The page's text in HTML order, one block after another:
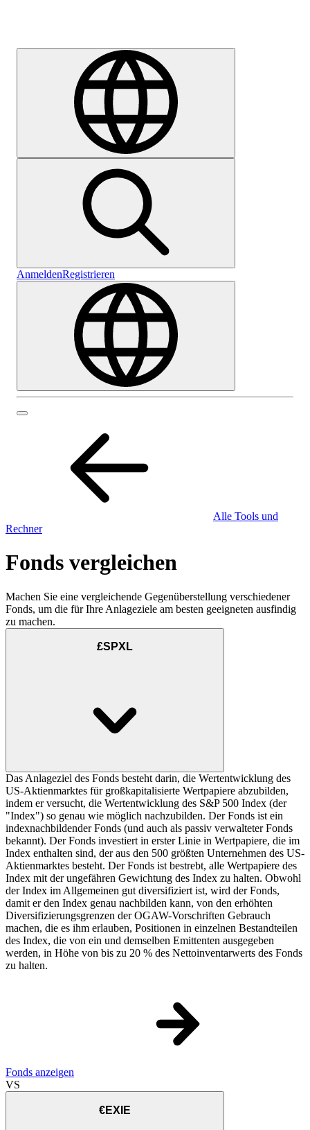
AnmeldenRegistrieren
Alle Tools und
Rechner
Fonds vergleichen
Machen Sie eine vergleichende Gegenüberstellung verschiedener
Fonds, um die für Ihre Anlageziele am besten geeigneten ausfindig
zu machen.
£SPXL
Das Anlageziel des Fonds besteht darin, die Wertentwicklung des
US-Aktienmarktes für großkapitalisierte Wertpapiere abzubilden,
indem er versucht, die Wertentwicklung des S&P 500 Index (der
"Index") so genau wie möglich nachzubilden. Der Fonds ist ein
indexnachbildender Fonds (und auch als passiv verwalteter Fonds
bekannt). Der Fonds investiert in erster Linie in Wertpapiere, die im
Index enthalten sind, der aus den 500 größten Unternehmen des US-
Aktienmarktes besteht. Der Fonds ist bestrebt, alle Wertpapiere des
Index mit der ungefähren Gewichtung des Index zu halten. Obwohl
der Index im Allgemeinen gut diversifiziert ist, wird der Fonds,
damit er den Index genau nachbilden kann, von den erhöhten
Diversifizierungsgrenzen der OGAW-Vorschriften Gebrauch
machen, die es ihm erlauben, Positionen in einzelnen Bestandteilen
des Index, die von ein und demselben Emittenten ausgegeben
werden, in Höhe von bis zu 20 % des Nettoinventarwerts des Fonds
zu halten.
Fonds anzeigen
VS
€EXIE